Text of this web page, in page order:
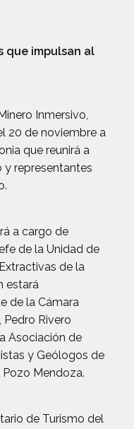
que impulsan al
Inmersivo,
20 de noviembre a
que reunirá a
y representantes
a cargo de
de la Unidad de
de la
estará
de la Cámara
Pedro Rivero
Asociación de
y Geólogos de
Pozo Mendoza.
de Turismo del